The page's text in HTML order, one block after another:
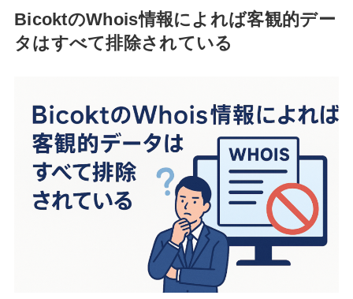
BicoktのWhois情報によれば客観的デー
タはすべて排除されている